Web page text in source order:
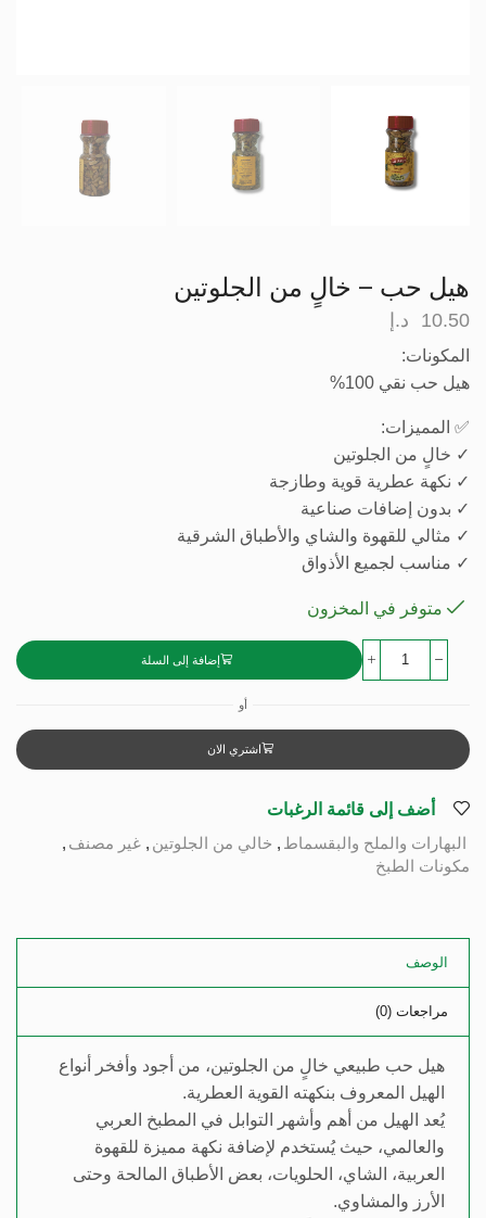
هيل حب – خالٍ من الجلوتين
10.50 د.إ
المكونات:
هيل حب نقي 100%
✅ المميزات:
✓ خالٍ من الجلوتين
✓ نكهة عطرية قوية وطازجة
✓ بدون إضافات صناعية
✓ مثالي للقهوة والشاي والأطباق الشرقية
✓ مناسب لجميع الأذواق
متوفر في المخزون
إضافة إلى السلة
أو
اشتري الان
أضف إلى قائمة الرغبات
البهارات والملح والبقسماط , خالي من الجلوتين , غير مصنف ,
مكونات الطبخ
الوصف
مراجعات (0)
هيل حب طبيعي خالٍ من الجلوتين، من أجود وأفخر أنواع
الهيل المعروف بنكهته القوية العطرية.
يُعد الهيل من أهم وأشهر التوابل في المطبخ العربي
والعالمي، حيث يُستخدم لإضافة نكهة مميزة للقهوة
العربية، الشاي، الحلويات، بعض الأطباق المالحة وحتى
الأرز والمشاوي.